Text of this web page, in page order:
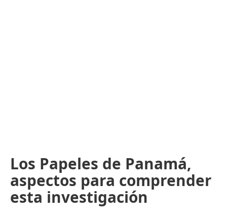
Los Papeles de Panamá,
aspectos para comprender
esta investigación